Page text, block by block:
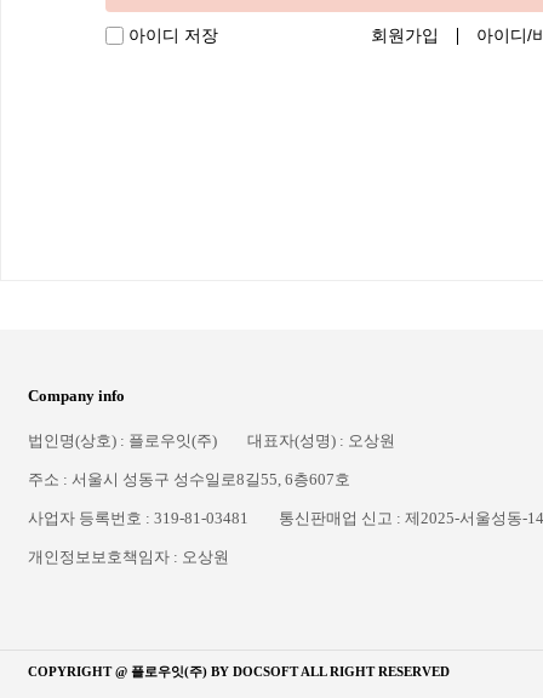
아이디 저장 회원가입 아이디/
Company info
법인명(상호) : 플로우잇(주) 대표자(성명) : 오상원
주소 : 서울시 성동구 성수일로8길55, 6층607호
사업자 등록번호 : 319-81-03481 통신판매업 신고 : 제2025-서울성동-
개인정보보호책임자 : 오상원
COPYRIGHT @ 플로우잇(주) BY DOCSOFTALL RIGHT RESERVED